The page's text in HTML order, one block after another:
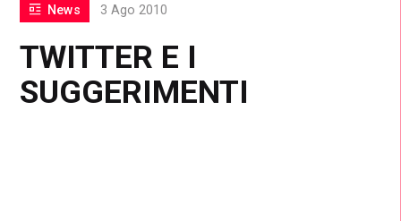
TWITTER E I
SUGGERIMENTI
News 3 Ago 2010